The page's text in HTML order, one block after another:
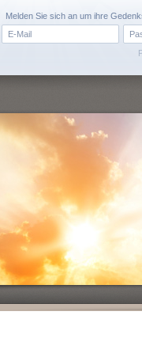
Melden Sie sich an um ihre